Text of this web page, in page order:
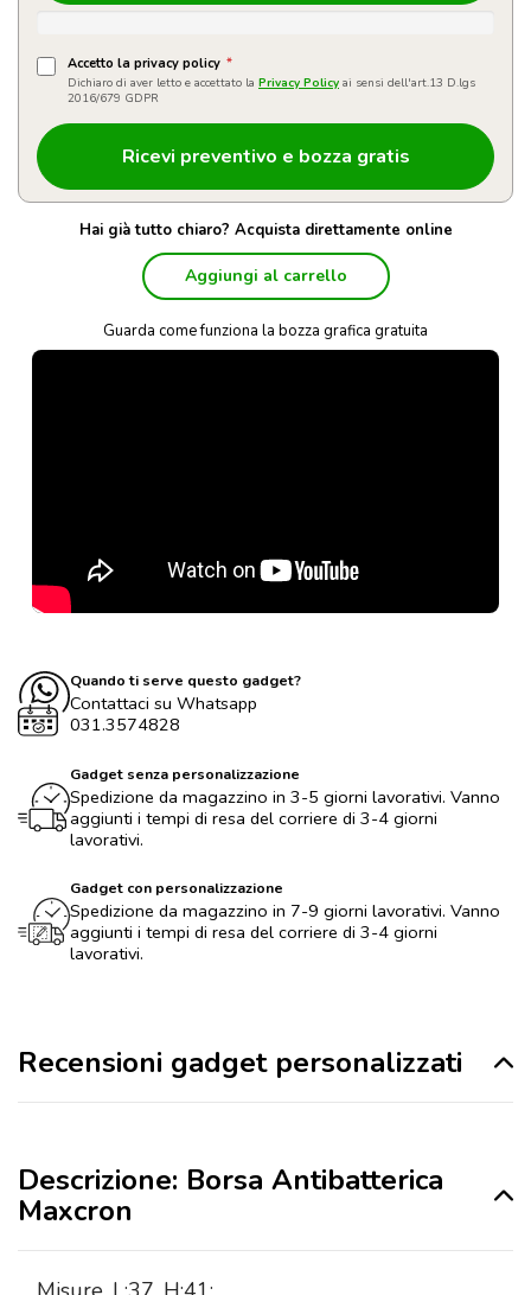
Accetto la privacy policy *
Dichiaro di aver letto e accettato la Privacy Policy ai sensi dell'art.13 D.lgs
2016/679 GDPR
Hai già tutto chiaro? Acquista direttamente online
Aggiungi al carrello
Guarda come funziona la bozza grafica gratuita
Quando ti serve questo gadget?
Contattaci su Whatsapp
031.3574828
Gadget senza personalizzazione
Spedizione da magazzino in 3-5 giorni lavorativi. Vanno
aggiunti i tempi di resa del corriere di 3-4 giorni
lavorativi.
Gadget con personalizzazione
Spedizione da magazzino in 7-9 giorni lavorativi. Vanno
aggiunti i tempi di resa del corriere di 3-4 giorni
lavorativi.
Recensioni gadget personalizzati
Descrizione: Borsa Antibatterica
Maxcron